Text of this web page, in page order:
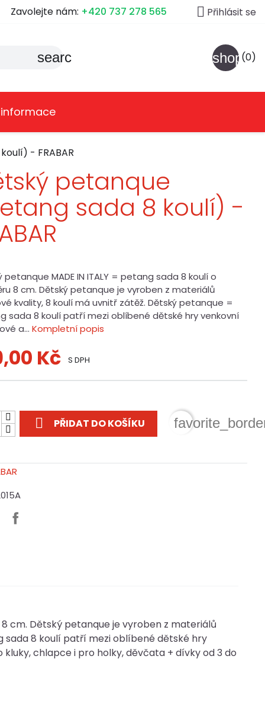
Zavolejte nám: +420 737 278 565  Přihlásit se
search (0)
- FRABAR
petanque
sada 8 koulí) -
petanque MADE IN ITALY = petang sada 8 koulí o
8 cm. Dětský petanque je vyroben z materiálů
kvality, 8 koulí má uvnitř zátěž. Dětský petanque =
sada 8 koulí patří mezi oblíbené dětské hry venkovní
a...Kompletní popis
Kč S DPH
 PŘIDAT DO KOŠÍKU
cm. Dětský petanque je vyroben z materiálů
sada 8 koulí patří mezi oblíbené dětské hry
chlapce i pro holky, děvčata + dívky od 3 do